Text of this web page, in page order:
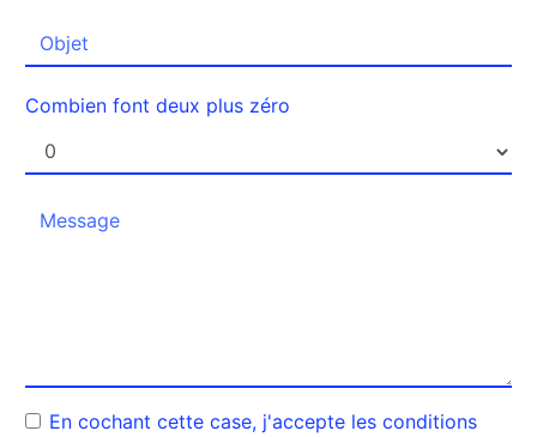
Combien font deux plus zéro
En cochant cette case, j'accepte les conditions